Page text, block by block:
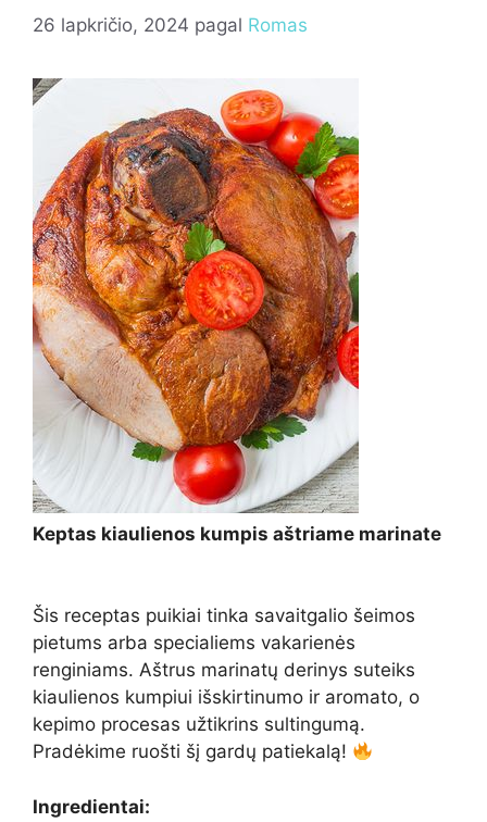
26 lapkričio, 2024 pagal Romas
Keptas kiaulienos kumpis aštriame marinate
Šis receptas puikiai tinka savaitgalio šeimos
pietums arba specialiems vakarienės
renginiams. Aštrus marinatų derinys suteiks
kiaulienos kumpiui išskirtinumo ir aromato, o
kepimo procesas užtikrins sultingumą.
Pradėkime ruošti šį gardų patiekalą!
Ingredientai: